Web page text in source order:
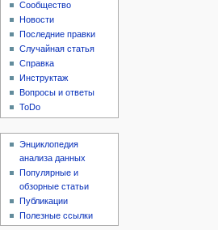
Сообщество
Новости
Последние правки
Случайная статья
Справка
Инструктаж
Вопросы и ответы
ToDo
Энциклопедия
анализа данных
Популярные и
обзорные статьи
Публикации
Полезные ссылки